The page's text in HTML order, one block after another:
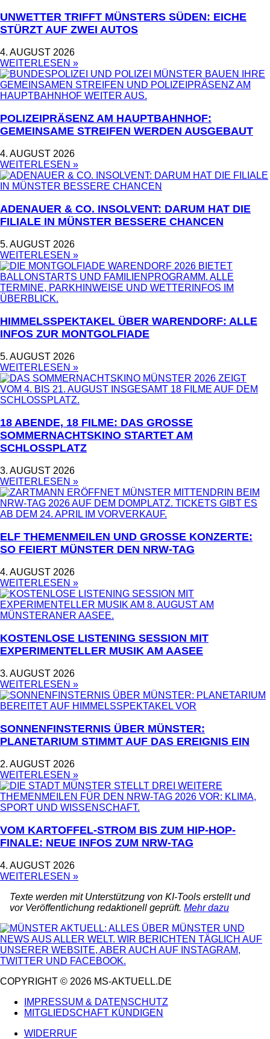
UNWETTER TRIFFT MÜNSTERS SÜDEN: EICHE
STÜRZT AUF ZWEI AUTOS
4. AUGUST 2026
WEITERLESEN »
POLIZEIPRÄSENZ AM HAUPTBAHNHOF:
GEMEINSAME STREIFEN WERDEN AUSGEBAUT
4. AUGUST 2026
WEITERLESEN »
ADENAUER & CO. INSOLVENT: DARUM HAT DIE
FILIALE IN MÜNSTER BESSERE CHANCEN
5. AUGUST 2026
WEITERLESEN »
HIMMELSSPEKTAKEL ÜBER WARENDORF: ALLE
INFOS ZUR MONTGOLFIADE
5. AUGUST 2026
WEITERLESEN »
18 ABENDE, 18 FILME: DAS GROSSE S
OMMERNACHTSKINO STARTET AM S
CHLOSSPLATZ
3. AUGUST 2026
WEITERLESEN »
ELF THEMENMEILEN UND GROSSE KONZERTE: S
O FEIERT MÜNSTER DEN NRW-TAG
4. AUGUST 2026
WEITERLESEN »
KOSTENLOSE LISTENING SESSION MIT
EXPERIMENTELLER MUSIK AM AASEE
3. AUGUST 2026
WEITERLESEN »
SONNENFINSTERNIS ÜBER MÜNSTER:
PLANETARIUM STIMMT AUF DAS EREIGNIS EIN
2. AUGUST 2026
WEITERLESEN »
VOM KARTOFFEL-STROM BIS ZUM HIP-HOP-
FINALE: NEUE INFOS ZUM NRW-TAG
4. AUGUST 2026
WEITERLESEN »
Texte werden mit Unterstützung von KI-Tools erstellt und
vor Veröffentlichung redaktionell geprüft. Mehr dazu
COPYRIGHT © 2026 MS-AKTUELL.DE
IMPRESSUM & DATENSCHUTZ
MITGLIEDSCHAFT KÜNDIGEN
WIDERRUF